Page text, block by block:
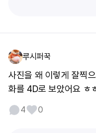
루시퍼꾹
사진을 왜 이렇게 잘찍
화를 4D로 보았어요 ㅎ
4 0